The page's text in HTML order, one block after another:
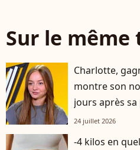
Sur le même
Charlotte,
montre son
jours après
24 juillet 2026
-4 kilos en